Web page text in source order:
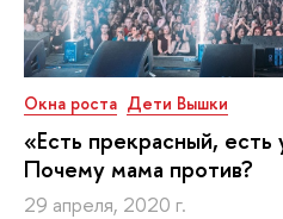
Окна роста Дети Вышки
«Есть прекрасный,
Почему мама против?
29 апреля, 2020 г.